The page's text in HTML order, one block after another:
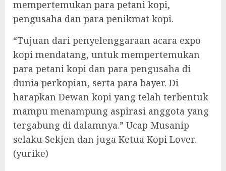
mempertemukan para petani kopi,
pengusaha dan para penikmat kopi.
“Tujuan dari penyelenggaraan acara expo
kopi mendatang, untuk mempertemukan
para petani kopi dan para pengusaha di
dunia perkopian, serta para bayer. Di
harapkan Dewan kopi yang telah terbentuk
mampu menampung aspirasi anggota yang
tergabung di dalamnya.” Ucap Musanip
selaku Sekjen dan juga Ketua Kopi Lover.
(yurike)